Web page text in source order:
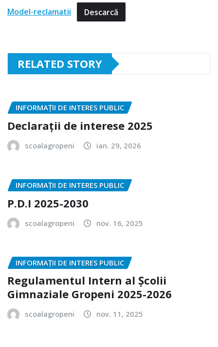
Model-reclamatii Descarcă
RELATED STORY
INFORMAȚII DE INTERES PUBLIC
Declarații de interese 2025
scoalagropeni ian. 29, 2026
INFORMAȚII DE INTERES PUBLIC
P.D.I 2025-2030
scoalagropeni nov. 16, 2025
INFORMAȚII DE INTERES PUBLIC
Regulamentul Intern al Școlii
Gimnaziale Gropeni 2025-2026
scoalagropeni nov. 11, 2025